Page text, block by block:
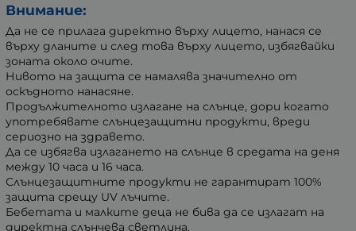
Внимание:
Да не се прилага директно върху лицето, нанася се
върху дланите и след това върху лицето, избягвайки
зоната около очите.
Нивото на защита се намалява значително от
оскъдното нанасяне.
Продължителното излагане на слънце, дори когато
употребявате слънцезащитни продукти, вреди
сериозно на здравето.
Да се избягва излагането на слънце в средата на деня
между 10 часа и 16 часа.
Слънцезащитните продукти не гарантират 100%
защита срещу UV лъчите.
Бебетата и малките деца не бива да се излагат на
директна слънчева светлина.